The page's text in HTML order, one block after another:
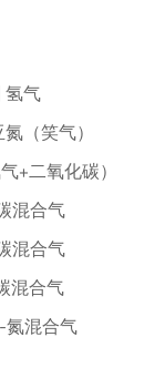
氢气
（笑气）
+二氧化碳）
混合气
混合气
混合气
混合气